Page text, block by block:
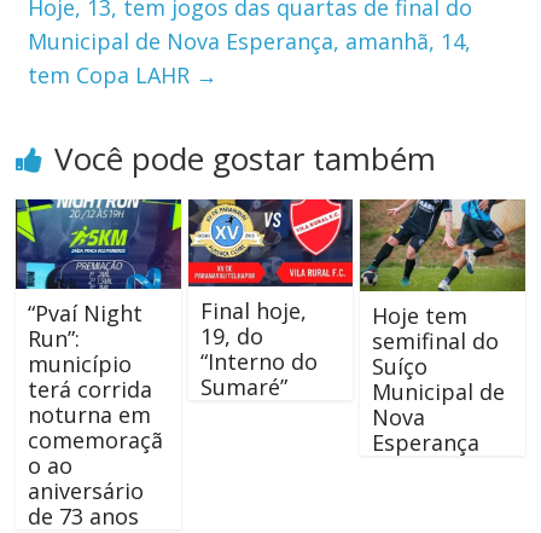
Hoje, 13, tem jogos das quartas de final do
Municipal de Nova Esperança, amanhã, 14,
tem Copa LAHR →
Você pode gostar também
“Pvaí Night
Run”:
município
terá corrida
noturna em
comemoraçã
o ao
aniversário
de 73 anos
Final hoje,
19, do
“Interno do
Sumaré”
Hoje tem
semifinal do
Suíço
Municipal de
Nova
Esperança